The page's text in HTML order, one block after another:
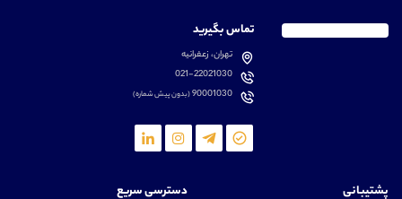
تماس بگیرید
تهران، زعفرانیه
021-22021030
90001030(بدون پیش شماره)
پشتیبانی دسترسی سریع